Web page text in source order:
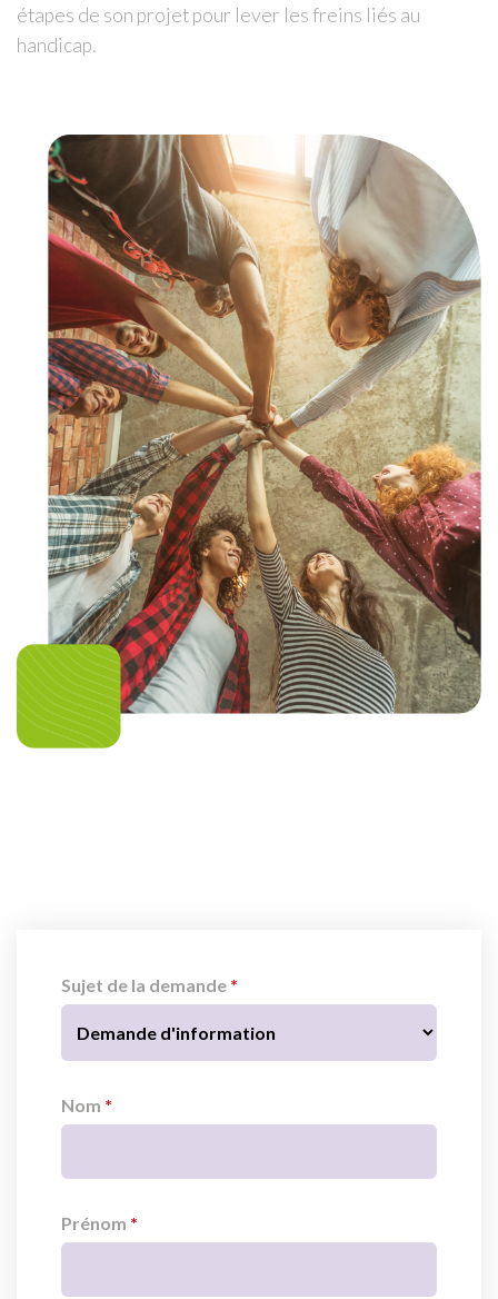
étapes de son projet pour lever les freins liés au
handicap.
Sujet de la demande
Nom
Prénom